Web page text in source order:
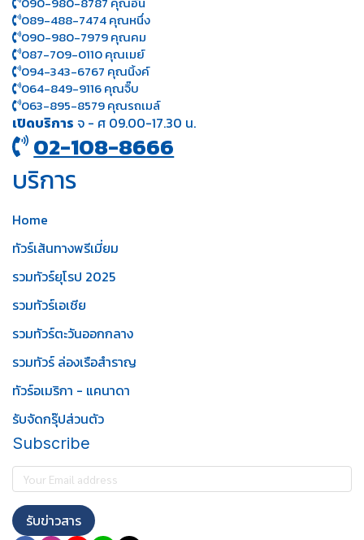
089-488-7474 คุณหนึ่ง
090-980-7979 คุณคม
087-709-0110 คุณเมย์
094-343-6767 คุณนิ้งค์
064-849-9116 คุณจิ๊บ
063-895-8 579คุณรถเมล์
เปิดบริการ จ - ศ 09.00-17.30 น.
02-108-8666
บริการ
Home
ทัวร์เส้นทางพรีเมี่ยม
รวมทัวร์ยุโรป 2025
รวมทัวร์เอเชีย
รวมทัวร์ตะวันออกกลาง
รวมทัวร์ ล่องเรือสำราญ
ทัวร์อเมริกา - แคนาดา
รับจัดกรุ๊ปส่วนตัว
Subscribe
รับข่าวสาร